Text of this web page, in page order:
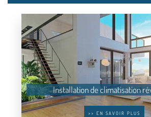
Installation de climatisation
>> EN SAVOIR PLUS